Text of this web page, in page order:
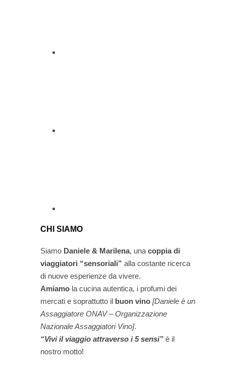
CHI SIAMO
Siamo Daniele & Marilena, una coppia di
viaggiatori “sensoriali” alla costante ricerca
di nuove esperienze da vivere.
Amiamo la cucina autentica, i profumi dei
mercati e soprattutto il buon vino [Daniele è un
Assaggiatore ONAV – Organizzazione
Nazionale Assaggiatori Vino].
“Vivi il viaggio attraverso i 5 sensi” è il
nostro motto!